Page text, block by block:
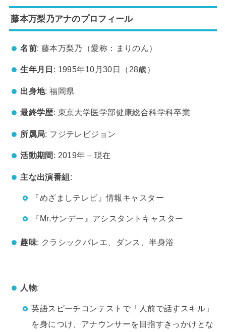
藤本万梨乃アナのプロフィール
名前: 藤本万梨乃（愛称：まりのん）
生年月日 : 1995年10月30日（28歳）
出身地: 福岡県
最終学歴: 東京大学医学部健康総合科学科卒業
所属局: フジテレビジョン
活動期間 : 2019年 – 現在
主な出演番組:
『めざましテレビ』情報キャスター
『Mr.サンデー』アシスタントキャスター
趣味: クラシックバレエ、ダンス、半身浴
人物:
英語スピーチコンテストで「人前で話すスキル」
を身につけ、アナウンサーを目指すきっかけとな